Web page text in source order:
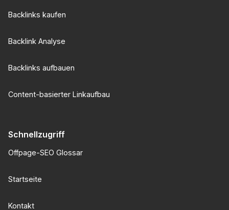
Backlinks kaufen
Backlink Analyse
Backlinks aufbauen
Content-basierter Linkaufbau
Schnellzugriff
Offpage-SEO Glossar
Startseite
Kontakt